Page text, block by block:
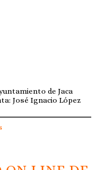
de Jaca
José Ignacio López